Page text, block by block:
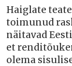
Haiglate
toimunud
näitavad
et
olema